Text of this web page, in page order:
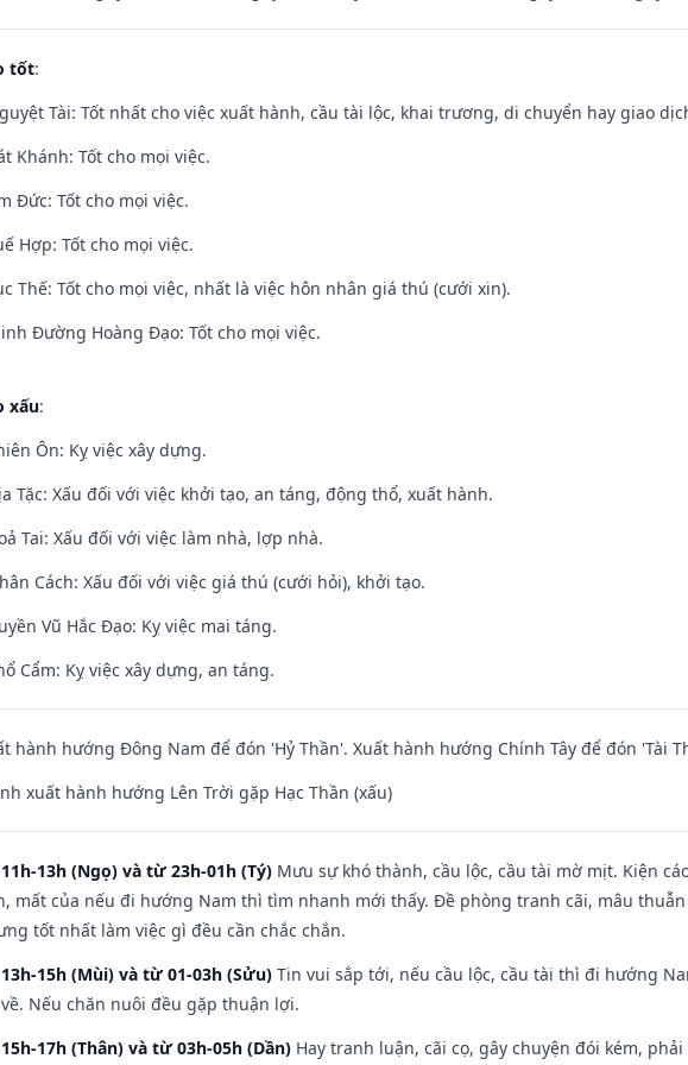
tốt:
Tài: Tốt nhất cho việc xuất hành, cầu tài lộc, khai trương, di chuyển hay giao
Khánh: Tốt cho mọi việc.
Đức: Tốt cho mọi việc.
Hợp: Tốt cho mọi việc.
Thế: Tốt cho mọi việc, nhất là việc hôn nhân giá thú (cưới xin).
Đường Hoàng Đạo: Tốt cho mọi việc.
xấu:
Ôn: Kỵ việc xây dựng.
Tặc: Xấu đối với việc khởi tạo, an táng, động thổ, xuất hành.
Tai: Xấu đối với việc làm nhà, lợp nhà.
Cách: Xấu đối với việc giá thú (cưới hỏi), khởi tạo.
Vũ Hắc Đạo: Kỵ việc mai táng.
Cẩm: Kỵ việc xây dựng, an táng.
hành hướng Đông Nam để đón 'Hỷ Thần'. Xuất hành hướng Chính Tây để đón 'Tài
xuất hành hướng Lên Trời gặp Hạc Thần (xấu)
13h (Ngọ) và từ 23h-01h (Tý) Mưu sự khó thành, cầu lộc, cầu tài mờ mịt. Kiện
mất của nếu đi hướng Nam thì tìm nhanh mới thấy. Đề phòng tranh cãi, mâu
tốt nhất làm việc gì đều cần chắc chắn.
15h (Mùi) và từ 01-03h (Sửu) Tin vui sắp tới, nếu cầu lộc, cầu tài thì đi hướng
Nếu chăn nuôi đều gặp thuận lợi.
17h (Thân) và từ 03h-05h (Dần) Hay tranh luận, cãi cọ, gây chuyện đói kém,